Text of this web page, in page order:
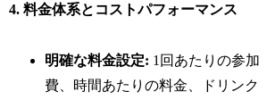
4. 料金体系とコストパフォーマンス
明確な料金設定: 1回あたりの参加
費、時間あたりの料金、ドリンク